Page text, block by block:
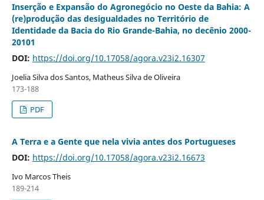
Inserção e Expansão do Agronegócio no Oeste da Bahia: A
(re)produção das desigualdades no Território de
Identidade da Bacia do Rio Grande-Bahia, no decênio 2000-
20101
DOI: https://doi.org/10.17058/agora.v23i2.16307
Joelia Silva dos Santos, Matheus Silva de Oliveira
173-188
PDF
A Terra e a Gente que nela vivia antes dos Portugueses
DOI: https://doi.org/10.17058/agora.v23i2.16673
Ivo Marcos Theis
189-214